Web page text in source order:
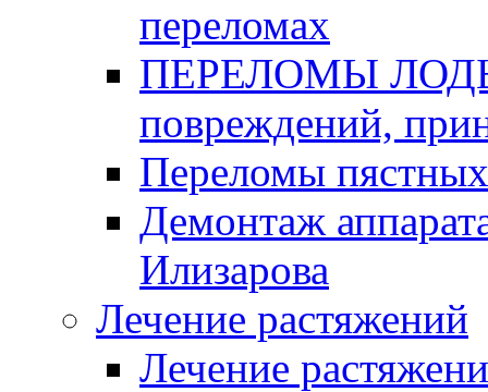
переломах
ПЕРЕЛОМЫ
повреждений,
Переломы
Демонтаж
Илизарова
Лечение растяжений
Лечение